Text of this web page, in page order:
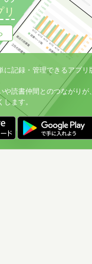
リ
に記録・管理できるアプリ
や読書仲間とのつながりが
ます。